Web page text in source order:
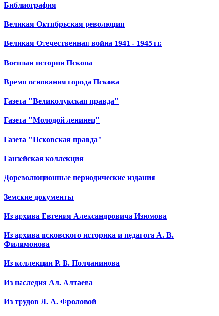
Библиография
Великая Октябрьская революция
Великая Отечественная война 1941 - 1945 гг.
Военная история Пскова
Время основания города Пскова
Газета "Великолукская правда"
Газета "Молодой ленинец"
Газета "Псковская правда"
Ганзейская коллекция
Дореволюционные периодические издания
Земские документы
Из архива Евгения Александровича Изюмова
Из архива псковского историка и педагога А. В.
Филимонова
Из коллекции Р. В. Полчанинова
Из наследия Ал. Алтаева
Из трудов Л. А. Фроловой